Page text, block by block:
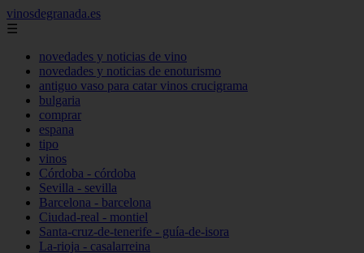
vinosdegranada.es
☰
novedades y noticias de vino
novedades y noticias de enoturismo
antiguo vaso para catar vinos crucigrama
bulgaria
comprar
espana
tipo
vinos
Córdoba - córdoba
Sevilla - sevilla
Barcelona - barcelona
Ciudad-real - montiel
Santa-cruz-de-tenerife - guía-de-isora
La-rioja - casalarreina